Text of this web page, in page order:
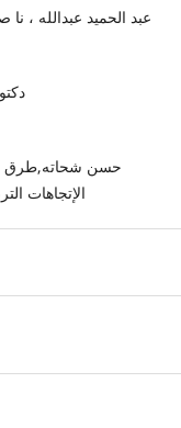
عبد الحميد عبدالله ،
حسن شحاته,طرق
الإتجاهات